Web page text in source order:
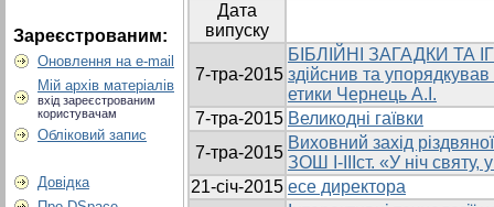
Зареєстрованим:
Оновлення на e-mail
Мій архів матеріалів
вхід зареєстрованим
користувачам
Обліковий запис
Довідка
Дата
випуску
7-тра-2015
БІБЛІЙНІ ЗАГАДКИ ТА
здійснив та
етики Чернець А.І.
7-тра-2015 Великодні гаївки
7-тра-2015
Виховний захід
ЗОШ І-ІІІст. «У ніч святу,
21-січ-2015 есе директора